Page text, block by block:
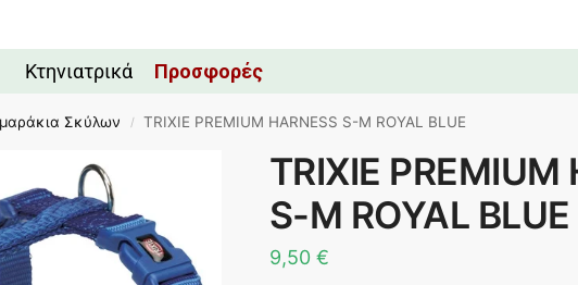
Κτηνιατρικά Προσφορές
Σκύλων / TRIXIE PREMIUM HARNESS S-M ROYAL BLUE
TRIXIE PREMIUM
S-M ROYAL BLUE
9,50 €